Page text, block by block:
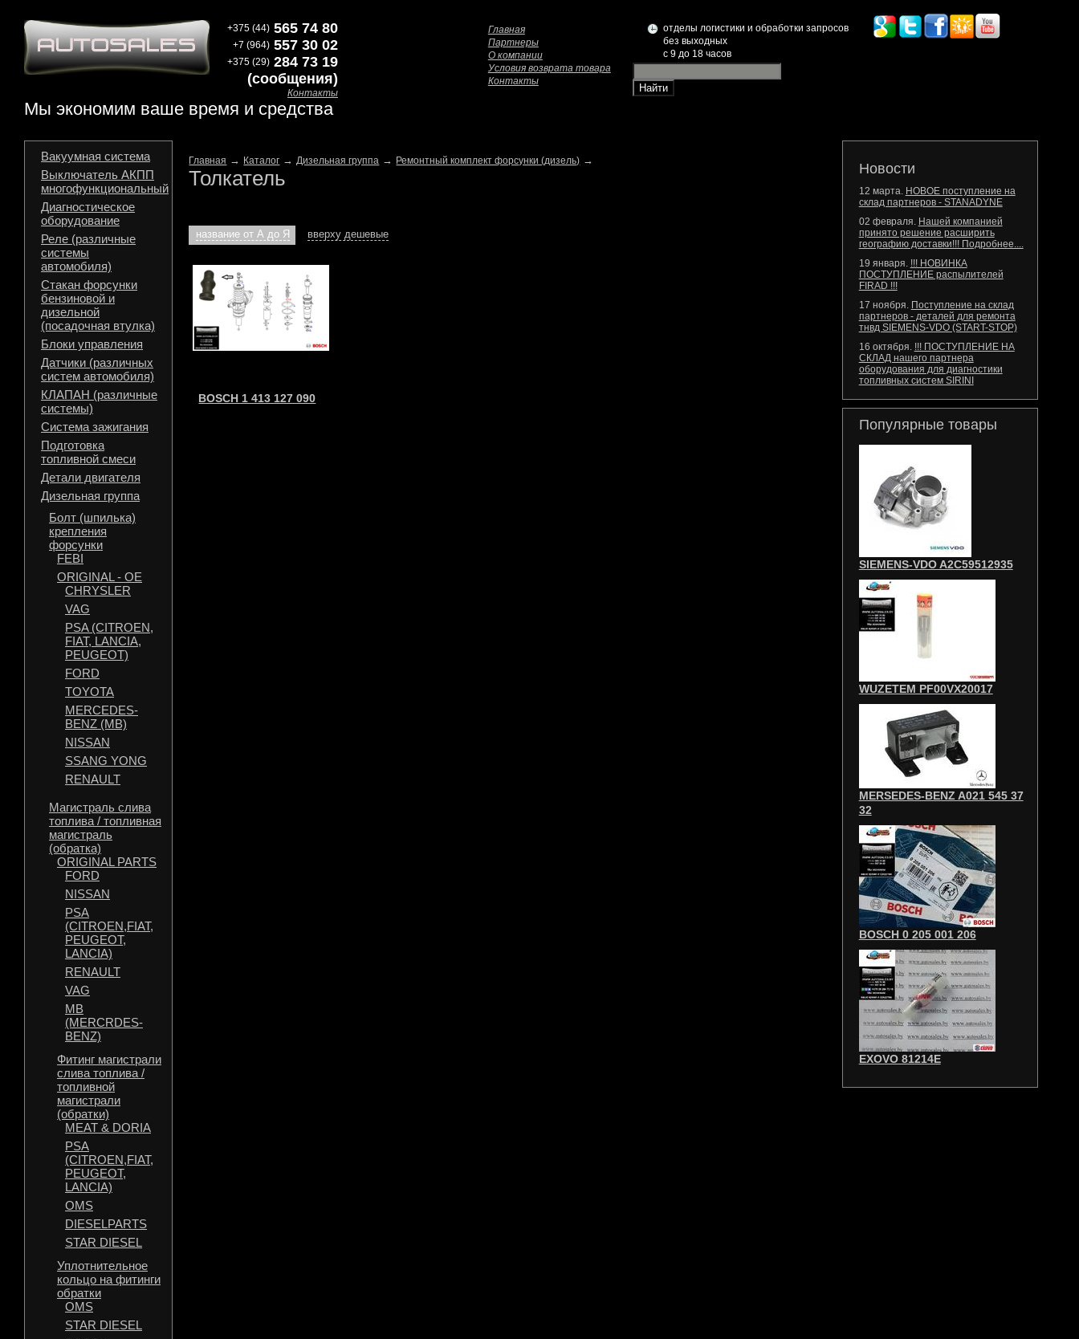
Мы экономим ваше время и средства
+375 (44) 565 74 80
+7 (964) 557 30 02
+375 (29) 284 73 19
(сообщения)
Контакты
Главная
Партнеры
О компании
Условия возврата товара
Контакты
отделы логистики и обработки запросов
без выходных
c 9 до 18 часов
Вакуумная система
Выключатель АКПП
многофункциональный
Диагностическое
оборудование
Реле (различные
системы
автомобиля)
Стакан форсунки
бензиновой и
дизельной
(посадочная втулка)
Блоки управления
Датчики (различных
систем автомобиля)
КЛАПАН (различные
системы)
Система зажигания
Подготовка
топливной смеси
Детали двигателя
Дизельная группа
Болт (шпилька)
крепления
форсунки
FEBI
ORIGINAL - OE
CHRYSLER
VAG
PSA (CITROEN,
FIAT, LANCIA,
PEUGEOT)
FORD
TOYOTA
MERCEDES-
BENZ (MB)
NISSAN
SSANG YONG
RENAULT
Магистраль слива
топлива / топливная
магистраль
(обратка)
ORIGINAL PARTS
FORD
NISSAN
PSA
(CITROEN,FIAT,
PEUGEOT,
LANCIA)
RENAULT
VAG
MB
(MERCRDES-
BENZ)
Фитинг магистрали
слива топлива /
топливной
магистрали
(обратки)
MEAT & DORIA
PSA
(CITROEN,FIAT,
PEUGEOT,
LANCIA)
OMS
DIESELPARTS
STAR DIESEL
Уплотнительное
кольцо на фитинги
обратки
OMS
STAR DIESEL
Главная → Каталог →Дизельная группа → Ремонтный комплект форсунки (дизель) →
Толкатель
название от А до Я вверху дешевые
BOSCH 1 413 127 090
Новости
12 марта. НОВОЕ поступление на
склад партнеров - STANADYNE
02 февраля. Нашей компанией
принято решение расширить
географию доставки!!! Подробнее....
19 января. !!! НОВИНКА
ПОСТУПЛЕНИЕ распылителей
FIRAD !!!
17 ноября. Поступление на склад
партнеров - деталей для ремонта
тнвд SIEMENS-VDO (START-STOP)
16 октября. !!! ПОСТУПЛЕНИЕ НА
СКЛАД нашего партнера
оборудования для диагностики
топливных систем SIRINI
Популярные товары
SIEMENS-VDO A2C59512935
WUZETEM PF00VX20017
MERSEDES-BENZ A021 545 37
32
BOSCH 0 205 001 206
EXOVO 81214E